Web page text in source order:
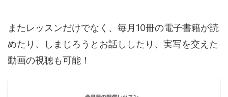
またレッスンだけでなく、毎月10冊の電子書籍が読
めたり、しまじろうとお話ししたり、実写を交えた
動画の視聴も可能！